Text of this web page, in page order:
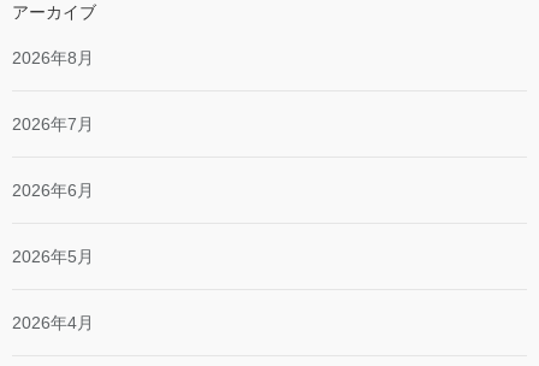
アーカイブ
2026年8月
2026年7月
2026年6月
2026年5月
2026年4月